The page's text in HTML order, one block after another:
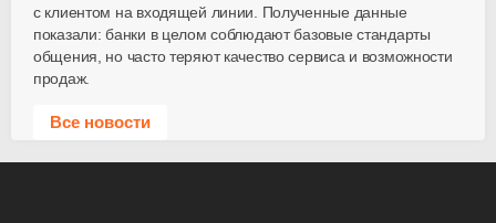
с клиентом на входящей линии. Полученные данные
показали: банки в целом соблюдают базовые стандарты
общения, но часто теряют качество сервиса и возможности
продаж.
Все новости